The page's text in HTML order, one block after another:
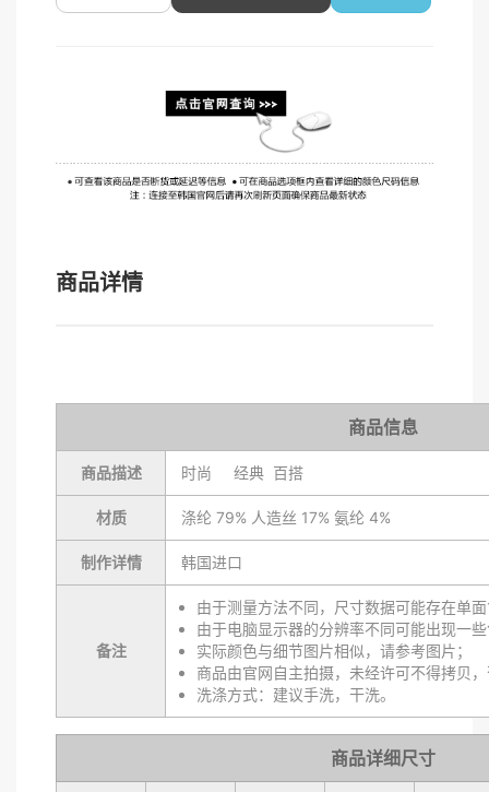
商品详情
商品信息
商品描述 时尚 经典 百搭
材质 涤纶 79% 人造丝 17% 氨纶 4%
制作详情 韩国进口
备注
由于测量方法不同，尺寸数据可能存在单
由于电脑显示器的分辨率不同可能出现一
实际颜色与细节图片相似，请参考图片；
商品由官网自主拍摄，未经许可不得拷贝
洗涤方式：建议手洗，干洗。
商品详细尺寸